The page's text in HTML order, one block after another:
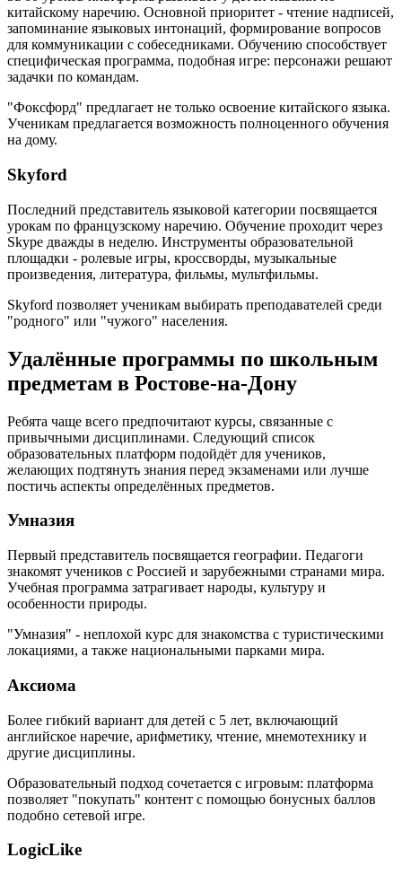
китайскому наречию. Основной приоритет - чтение надписей,
запоминание языковых интонаций, формирование вопросов
для коммуникации с собеседниками. Обучению способствует
специфическая программа, подобная игре: персонажи решают
задачки по командам.
"Фоксфорд" предлагает не только освоение китайского языка.
Ученикам предлагается возможность полноценного обучения
на дому.
Skyford
Последний представитель языковой категории посвящается
урокам по французскому наречию. Обучение проходит через
Skype дважды в неделю. Инструменты образовательной
площадки - ролевые игры, кроссворды, музыкальные
произведения, литература, фильмы, мультфильмы.
Skyford позволяет ученикам выбирать преподавателей среди
"родного" или "чужого" населения.
Удалённые программы по школьным
предметам в Ростове-на-Дону
Ребята чаще всего предпочитают курсы, связанные с
привычными дисциплинами. Следующий список
образовательных платформ подойдёт для учеников,
желающих подтянуть знания перед экзаменами или лучше
постичь аспекты определённых предметов.
Умназия
Первый представитель посвящается географии. Педагоги
знакомят учеников с Россией и зарубежными странами мира.
Учебная программа затрагивает народы, культуру и
особенности природы.
"Умназия" - неплохой курс для знакомства с туристическими
локациями, а также национальными парками мира.
Аксиома
Более гибкий вариант для детей с 5 лет, включающий
английское наречие, арифметику, чтение, мнемотехнику и
другие дисциплины.
Образовательный подход сочетается с игровым: платформа
позволяет "покупать" контент с помощью бонусных баллов
подобно сетевой игре.
LogicLike